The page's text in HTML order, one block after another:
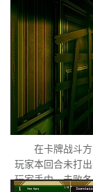
隐藏在梦魇深处
的心理迷宫中进
在卡牌战斗
玩家本回合未打
玩家手中。击败